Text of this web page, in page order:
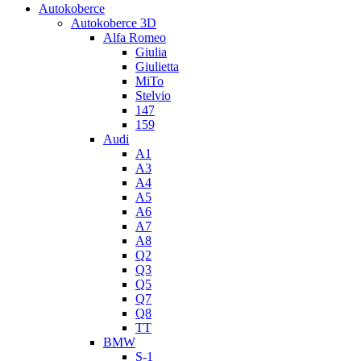
Autokoberce
Autokoberce 3D
Alfa Romeo
Giulia
Giulietta
MiTo
Stelvio
147
159
Audi
A1
A3
A4
A5
A6
A7
A8
Q2
Q3
Q5
Q7
Q8
TT
BMW
S-1